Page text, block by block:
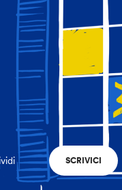
SCRIVICI